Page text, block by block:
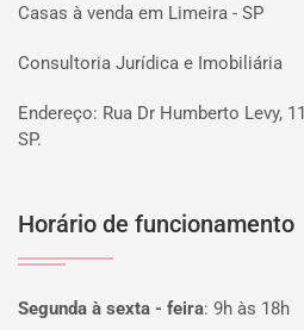
Casas à venda em Limeira - SP
Consultoria Jurídica e Imobiliária
Endereço: Rua Dr Humberto Levy,
SP.
Horário de funcionamento
Segunda à sexta - feira: 9h às 18h